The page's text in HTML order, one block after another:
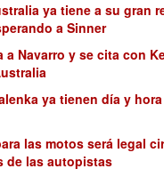
ya tiene a su gran
a Sinner
a Navarro y se cita con
ya tienen día y
las motos será legal
de las autopistas